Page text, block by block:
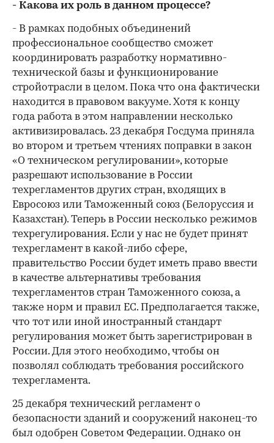
- Какова их роль в данном процессе?
- В рамках подобных объединений
профессиональное сообщество сможет
координировать разработку нормативно-
технической базы и функционирование
стройотрасли в целом. Пока что она фактически
находится в правовом вакууме. Хотя к концу
года работа в этом направлении несколько
активизировалась. 23 декабря Госдума приняла
во втором и третьем чтениях поправки в закон
«О техническом регулировании», которые
разрешают использование в России
техрегламентов других стран, входящих в
Евросоюз или Таможенный союз (Белоруссия и
Казахстан). Теперь в России несколько режимов
техрегулирования. Если у нас не будет принят
техрегламент в какой-либо сфере,
правительство России будет иметь право ввести
в качестве альтернативы требования
техрегламентов стран Таможенного союза, а
также норм и правил ЕС. Предполагается также,
что тот или иной иностранный стандарт
регулирования может быть зарегистрирован в
России. Для этого необходимо, чтобы он
позволял соблюдать требования российского
техрегламента.
25 декабря технический регламент о
безопасности зданий и сооружений наконец-то
был одобрен Советом Федерации. Однако он